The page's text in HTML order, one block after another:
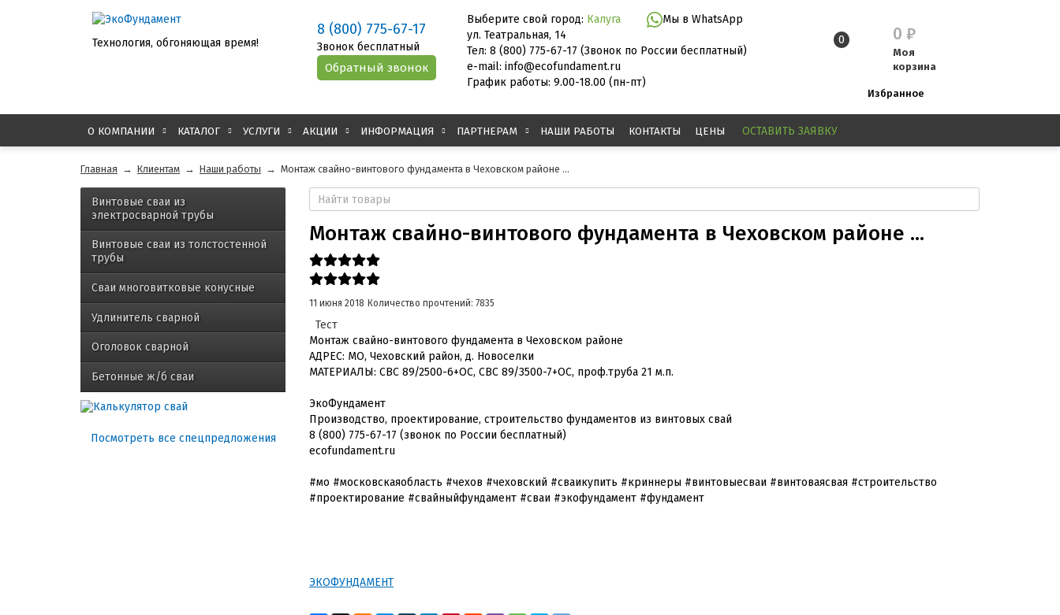
Технология, обгоняющая время!
8 (800) 775-67-17
Звонок бесплатный
Выберите свой город: Калуга
Мы в WhatsApp
ул. Театральная, 14
Тел: 8 (800) 775-67-17 (Звонок по России бесплатный)
e-mail: info@ecofundament.ru
График работы: 9.00-18.00 (пн-пт)
0 0 ₽
Моя
корзина
Избранное
О КОМПАНИИ КАТАЛОГ УСЛУГИ АКЦИИ ИНФОРМАЦИЯ ПАРТНЕРАМ НАШИ РАБОТЫ КОНТАКТЫ ЦЕНЫ ОСТАВИТЬ ЗАЯВКУ
Главная → Клиентам → Наши работы → Монтаж свайно-винтового фундамента в Чеховском районе ...
Винтовые сваи из
электросварной трубы
Винтовые сваи из толстостенной
трубы
Сваи многовитковые конусные
Удлинитель сварной
Оголовок сварной
Бетонные ж/б сваи
Посмотреть все спецпредложения
Монтаж свайно-винтового фундамента в Чеховском районе ...
11 июня 2018 Количество прочтений: 7835
Тест
Монтаж свайно-винтового фундамента в Чеховском районе
АДРЕС: МО, Чеховский район, д. Новоселки
МАТЕРИАЛЫ: СВС 89/2500-6+ОС, СВС 89/3500-7+ОС, проф.труба 21 м.п.
ЭкоФундамент
Производство, проектирование, строительство фундаментов из винтовых свай
8 (800) 775-67-17 (звонок по России бесплатный)
ecofundament.ru
#мо #московскаяобласть #чехов #чеховский #сваикупить #криннеры #винтовыесваи #винтоваясвая #строительство
#проектирование #свайныйфундамент #сваи #экофундамент #фундамент
ЭКОФУНДАМЕНТ